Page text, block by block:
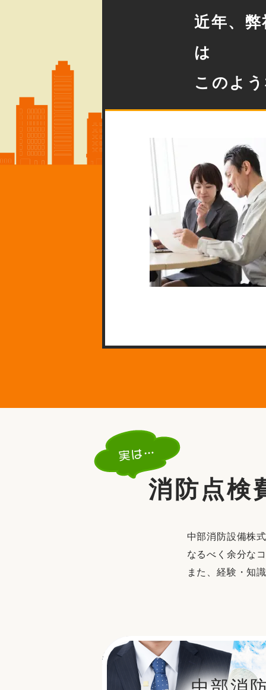
近年、
は
このよ
消防点検
中部消防設備株
なるべく余分な
また、経験・知